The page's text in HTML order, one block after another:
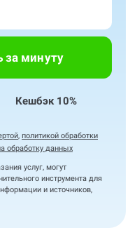
за минуту
Кешбэк 10%
, политикой обработки
обработку данных
услуг, могут
инструмента для
и источников,